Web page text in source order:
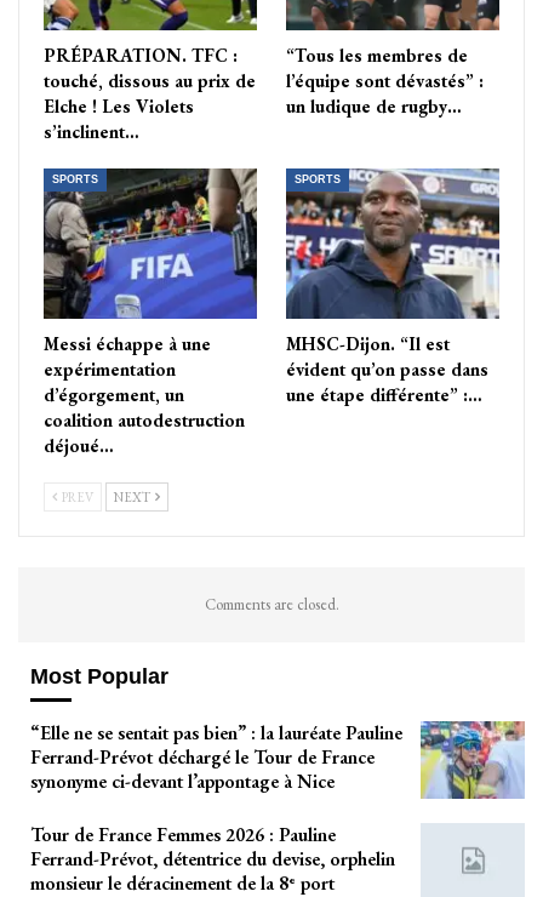
PRÉPARATION. TFC :
touché, dissous au prix de
Elche ! Les Violets
s’inclinent…
“Tous les membres de
l’équipe sont dévastés” :
un ludique de rugby…
SPORTS
Messi échappe à une
expérimentation
d’égorgement, un
coalition autodestruction
déjoué…
SPORTS
MHSC-Dijon. “Il est
évident qu’on passe dans
une étape différente” :…
PREV NEXT
Comments are closed.
Most Popular
“Elle ne se sentait pas bien” : la lauréate Pauline
Ferrand-Prévot déchargé le Tour de France
synonyme ci-devant l’appontage à Nice
Tour de France Femmes 2026 : Pauline
Ferrand-Prévot, détentrice du devise, orphelin
monsieur le déracinement de la 8ᵉ port